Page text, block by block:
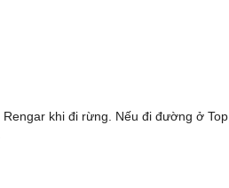
khi đi rừng. Nếu đi đường ở Top,